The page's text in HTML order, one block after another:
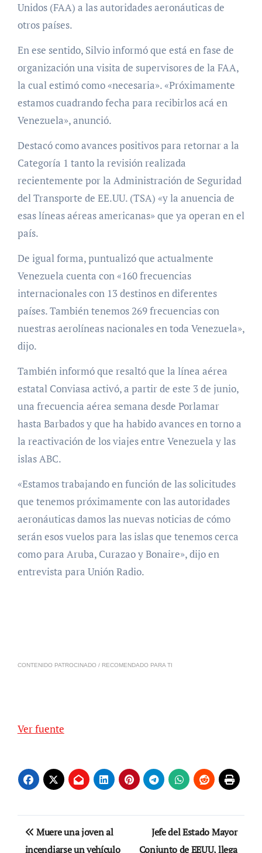
Unidos (FAA) a las autoridades aeronáuticas de
otros países.
En ese sentido, Silvio informó que está en fase de
organización una visita de supervisores de la FAA,
la cual estimó como «necesaria». «Próximamente
estamos cuadrando fecha para recibirlos acá en
Venezuela», anunció.
Destacó como avances positivos para retornar a la
Categoría 1 tanto la revisión realizada
recientemente por la Administración de Seguridad
del Transporte de EE.UU. (TSA) «y la anuencia de
esas líneas aéreas americanas» que ya operan en el
país.
De igual forma, puntualizó que actualmente
Venezuela cuenta con «160 frecuencias
internacionales con 13 destinos en diferentes
países. También tenemos 269 frecuencias con
nuestras aerolíneas nacionales en toda Venezuela»,
dijo.
También informó que resaltó que la línea aérea
estatal Conviasa activó, a partir de este 3 de junio,
una frecuencia aérea semana desde Porlamar
hasta Barbados y que ha habido avances en torno a
la reactivación de los viajes entre Venezuela y las
islas ABC.
«Estamos trabajando en función de las solicitudes
que tenemos próximamente con las autoridades
aeronáuticas damos las nuevas noticias de cómo
serán esos vuelos para las islas que tenemos cerca
como para Aruba, Curazao y Bonaire», dijo en
entrevista para Unión Radio.
CONTENIDO PATROCINADO / RECOMENDADO PARA TI
Ver fuente
Navegación
Muere una joven al
incendiarse un vehículo
Jefe del Estado Mayor
Conjunto de EEUU, llega